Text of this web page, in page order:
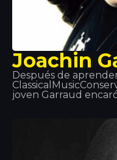
Joachin
Después de
joven Garraud
del planeta:
en particular sus
Bob Sinclair. Lo
Tomorrowland,